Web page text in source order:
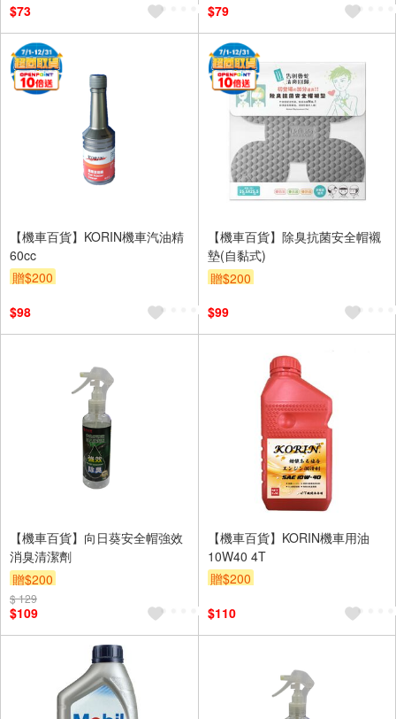
$73
$79
【機車百貨】KORIN機車汽油精
60cc
贈$200
$98
【機車百貨】除臭抗菌安全帽襯
墊(自黏式)
贈$200
$99
【機車百貨】向日葵安全帽強效
消臭清潔劑
贈$200
$ 129
$109
【機車百貨】KORIN機車用油
10W40 4T
贈$200
$110